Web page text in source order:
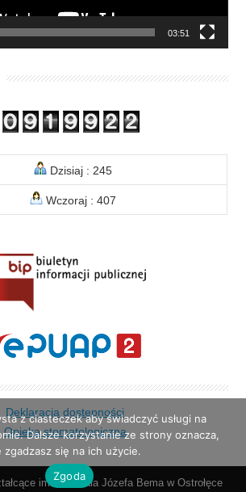
03:51
Dzisiaj : 245
Wczoraj : 407
Deklaracja dostępności
Opieka stomatologiczna
im. Generała Józefa Bema w Ostrołęce
z ciasteczek aby świadczyć usługi na
Dalsze korzystanie ze strony oznacza,
zgadzasz się na ich użycie.
Zgoda